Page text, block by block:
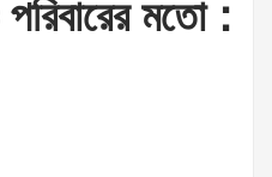
মতো :